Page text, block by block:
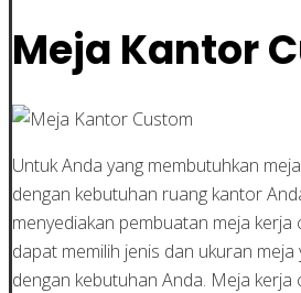
Meja Kantor
Untuk Anda yang membutuhkan
dengan kebutuhan ruang kantor
menyediakan pembuatan meja kerja
dapat memilih jenis dan ukuran meja
dengan kebutuhan Anda. Meja